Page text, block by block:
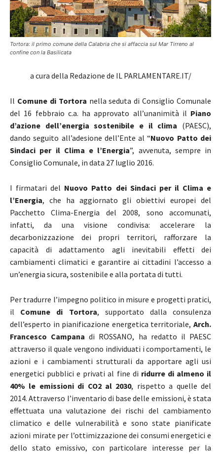
Tortora: il primo comune della Calabria che si affaccia sul Mar Tirreno al
confine con la Basilicata
a cura della Redazione de IL PARLAMENTARE.IT/
Il Comune di Tortora nella seduta di Consiglio Comunale
del 16 febbraio c.a. ha approvato all’unanimità il Piano
d’azione dell’energia sostenibile e il clima (PAESC),
dando seguito all’adesione dell’Ente al “Nuovo Patto dei
Sindaci per il Clima e l’Energia”, avvenuta, sempre in
Consiglio Comunale, in data 27 luglio 2016.
I firmatari del Nuovo Patto dei Sindaci per il Clima e
l’Energia, che ha aggiornato gli obiettivi europei del
Pacchetto Clima-Energia del 2008, sono accomunati,
infatti, da una visione condivisa: accelerare la
decarbonizzazione dei propri territori, rafforzare la
capacità di adattamento agli inevitabili effetti dei
cambiamenti climatici e garantire ai cittadini l’accesso a
un’energia sicura, sostenibile e alla portata di tutti.
Per tradurre l’impegno politico in misure e progetti pratici,
il Comune di Tortora, supportato dalla consulenza
dell’esperto in pianificazione energetica territoriale, Arch.
Francesco Campana di ROSSANO, ha redatto il PAESC
attraverso il quale vengono individuati i comportamenti, le
azioni e i cambiamenti strutturali da apportare agli usi
energetici pubblici e privati al fine di ridurre di almeno il
40% le emissioni di CO2 al 2030, rispetto a quelle del
2014. Attraverso l’inventario di base delle emissioni, è stata
effettuata una valutazione dei rischi del cambiamento
climatico e delle vulnerabilità e sono state pianificate
azioni mirate per l’ottimizzazione dei consumi energetici e
dello stato emissivo, con particolare interesse per la